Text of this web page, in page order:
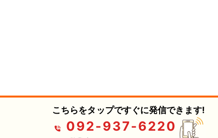
こちらをタップですぐに発信できます!
092-937-6220